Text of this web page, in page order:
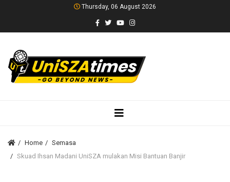
Thursday, 06 August 2026
Home
Semasa
Skuad Ihsan Madani UniSZA mulakan Misi Bantuan Banjir